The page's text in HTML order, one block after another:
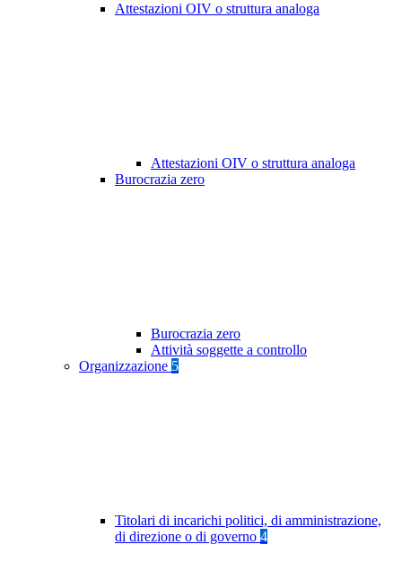
Attestazioni OIV o struttura analoga
Attestazioni OIV o struttura analoga
Burocrazia zero
Burocrazia zero
Attività soggette a controllo
Organizzazione 5
Titolari di incarichi politici, di amministrazione,
di direzione o di governo 4